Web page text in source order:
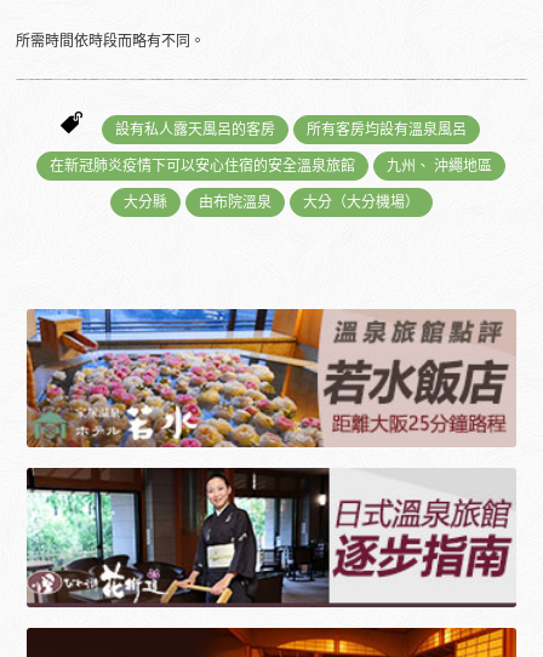
所需時間依時段而略有不同。
設有私人露天風呂的客房 所有客房均設有溫泉風呂
在新冠肺炎疫情下可以安心住宿的安全溫泉旅館 九州、 沖繩地區
大分縣 由布院溫泉 大分（大分機場）